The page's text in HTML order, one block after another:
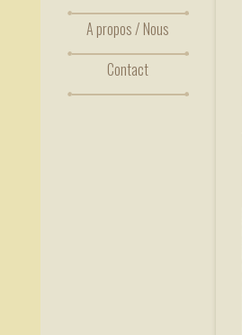
A propos / Nous
Contact